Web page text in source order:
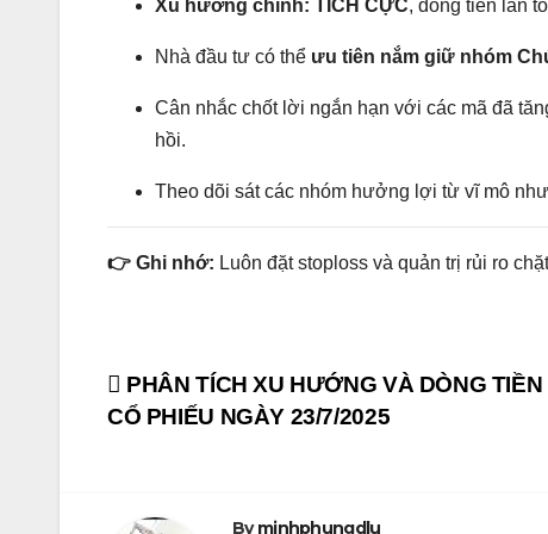
Xu hướng chính: TÍCH CỰC, dòng tiền lan
Nhà đầu tư có thể ưu tiên nắm giữ nhóm
Cân nhắc chốt lời ngắn hạn với các mã đã
hồi.
Theo dõi sát các nhóm hưởng lợi từ vĩ mô
👉 Ghi nhớ: Luôn đặt stoploss và quản trị rủi ro
Post
PHÂN TÍCH XU HƯỚNG VÀ DÒNG TIỀN
CỔ PHIẾU NGÀY 23/7/2025
Byminhphungdlu